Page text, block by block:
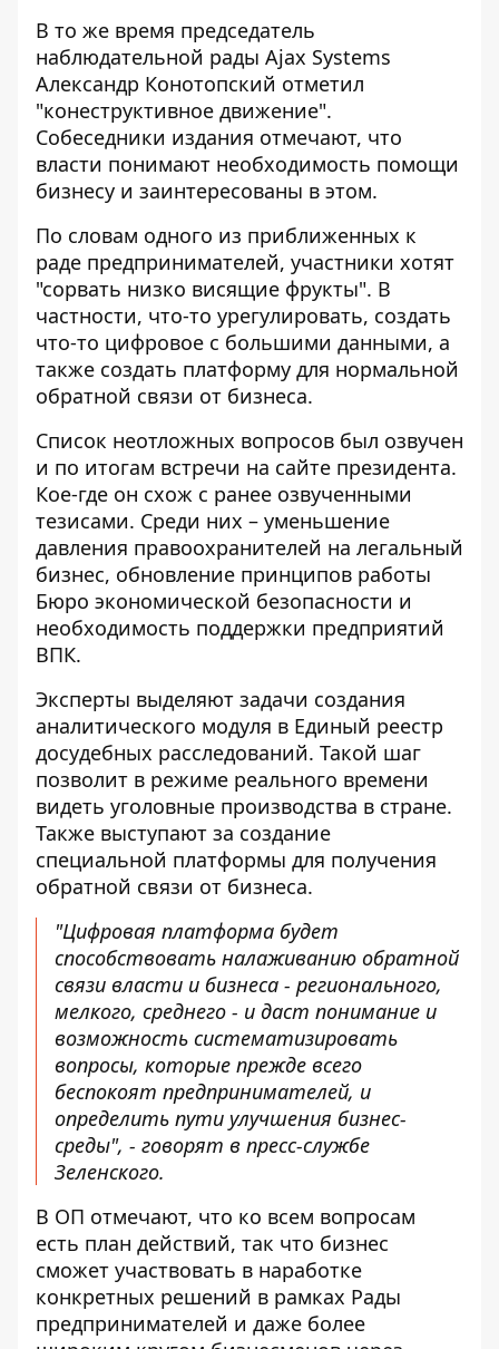
В то же время председатель
наблюдательной рады Ajax Systems
Александр Конотопский отметил
"конеструктивное движение".
Собеседники издания отмечают, что
власти понимают необходимость помощи
бизнесу и заинтересованы в этом.
По словам одного из приближенных к
раде предпринимателей, участники хотят
"сорвать низко висящие фрукты". В
частности, что-то урегулировать, создать
что-то цифровое с большими данными, а
также создать платформу для нормальной
обратной связи от бизнеса.
Список неотложных вопросов был озвучен
и по итогам встречи на сайте президента.
Кое-где он схож с ранее озвученными
тезисами. Среди них – уменьшение
давления правоохранителей на легальный
бизнес, обновление принципов работы
Бюро экономической безопасности и
необходимость поддержки предприятий
ВПК.
Эксперты выделяют задачи создания
аналитического модуля в Единый реестр
досудебных расследований. Такой шаг
позволит в режиме реального времени
видеть уголовные производства в стране.
Также выступают за создание
специальной платформы для получения
обратной связи от бизнеса.
"Цифровая платформа будет
способствовать налаживанию обратной
связи власти и бизнеса - регионального,
мелкого, среднего - и даст понимание и
возможность систематизировать
вопросы, которые прежде всего
беспокоят предпринимателей, и
определить пути улучшения бизнес-
среды", - говорят в пресс-службе
Зеленского.
В ОП отмечают, что ко всем вопросам
есть план действий, так что бизнес
сможет участвовать в наработке
конкретных решений в рамках Рады
предпринимателей и даже более